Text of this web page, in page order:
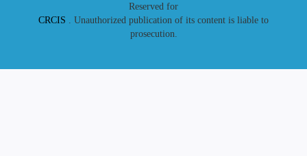
Reserved for
CRCIS . Unauthorized publication of its content is liable to
prosecution.